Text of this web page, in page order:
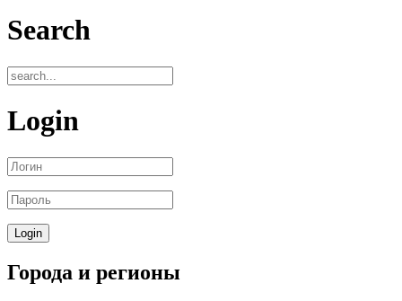
Search
Login
Города и регионы